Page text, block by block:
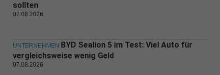
sollten
07.08.2026
UNTERNEHMEN BYD Sealion 5 im Test: Viel Auto für
vergleichsweise wenig Geld
07.08.2026